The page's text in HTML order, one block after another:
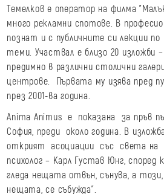
Темелков е оператор на филма
много рекламни спотове. В
познат и с публичните си лекции
теми. Участвал е близо 20 изложби
предимно в различни столични
центрове. Първата му изява пред
през 2001-ва година.
Anima Animus е показана за пръв
София, преди около година. В
открият асоциации със света на
психолог – Карл Густав Юнг, според
гледа нещата отвън, сънува, а
нещата, се събужда".